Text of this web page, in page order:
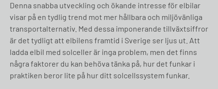
Denna snabba utveckling och ökande intresse för elbilar
visar på en tydlig trend mot mer hållbara och miljövänliga
transportalternativ. Med dessa imponerande tillväxtsiffror
är det tydligt att elbilens framtid i Sverige ser ljus ut. Att
ladda elbil med solceller är inga problem, men det finns
några faktorer du kan behöva tänka på, hur det funkar i
praktiken beror lite på hur ditt solcellssystem funkar.